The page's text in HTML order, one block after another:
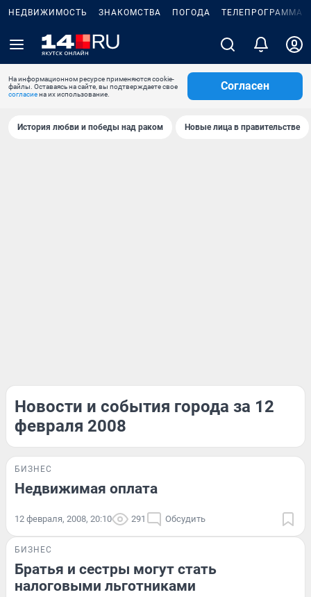
НЕДВИЖИМОСТЬ ЗНАКОМСТВА ПОГОДА ТЕЛЕПРОГРАММА
На информационном ресурсе применяются cookie-
файлы. Оставаясь на сайте, вы подтверждаете свое
согласиена их использование.
Согласен
История любви и победы над раком Новые лица в правительстве
Новости и события города за 12
февраля 2008
БИЗНЕС
Недвижимая оплата
12 февраля, 2008, 20:10 291 Обсудить
БИЗНЕС
Братья и сестры могут стать
налоговыми льготниками